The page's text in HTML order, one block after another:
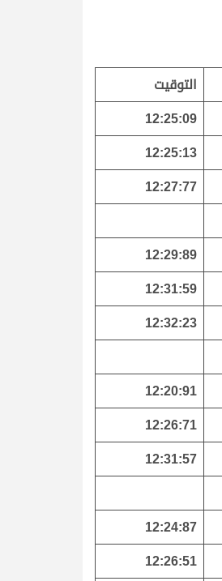
التوقيت
12:25:09
12:25:13
12:27:77
12:29:89
12:31:59
12:32:23
12:20:91
12:26:71
12:31:57
12:24:87
12:26:51